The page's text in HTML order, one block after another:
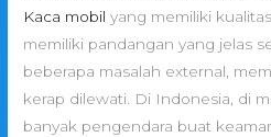
Kaca mobil yang memiliki
memiliki pandangan yang jelas
beberapa masalah external,
kerap dilewati. Di Indonesia, di
banyak pengendara buat